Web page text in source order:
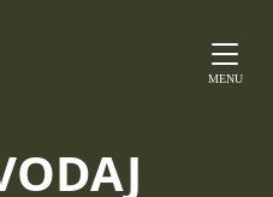
MENU